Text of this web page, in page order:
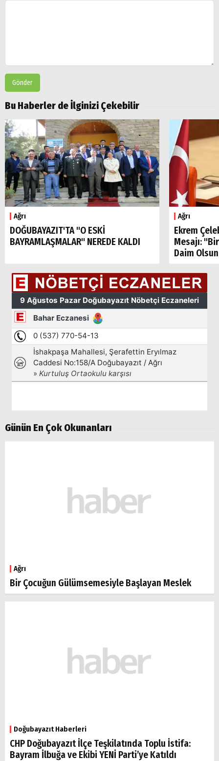
Gönder
Bu Haberler de İlginizi Çekebilir
Ağrı
DOĞUBAYAZIT'TA "O ESKİ
BAYRAMLAŞMALAR" NEREDE KALDI
Ağrı
Ekrem
Mesajı:
Daim
Günün En Çok Okunanları
Ağrı
Bir Çocuğun Gülümsemesiyle Başlayan Meslek
Doğubayazıt Haberleri
CHP Doğubayazıt İlçe Teşkilatında Toplu İstifa:
Bayram İlbuğa ve Ekibi YENİ Parti’ye Katıldı